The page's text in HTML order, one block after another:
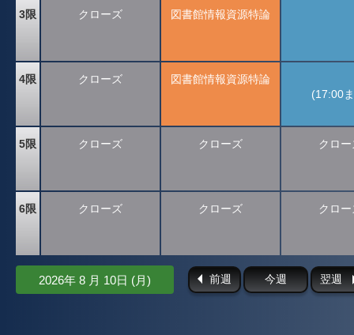
3限
4限
5限
6限
クローズ
クローズ
クローズ
クローズ
図書館情報資源特論
図書館情報資源特論
クローズ
クローズ
(17:00
クロ
クロ
2026年 8 月 10日 (月) 前週 今週 翌週